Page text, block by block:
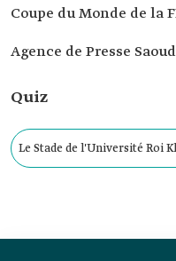
Coupe du Monde de la
Agence de Presse
Quiz
Le Stade de l'Université Roi